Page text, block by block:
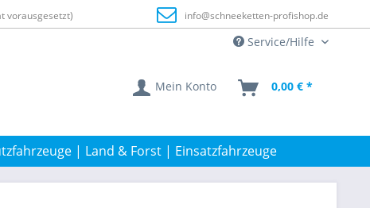
vorausgesetzt) info@schneeketten-profishop.de
Service/Hilfe
Mein Konto 0,00 € *
| Land & Forst | Einsatzfahrzeuge